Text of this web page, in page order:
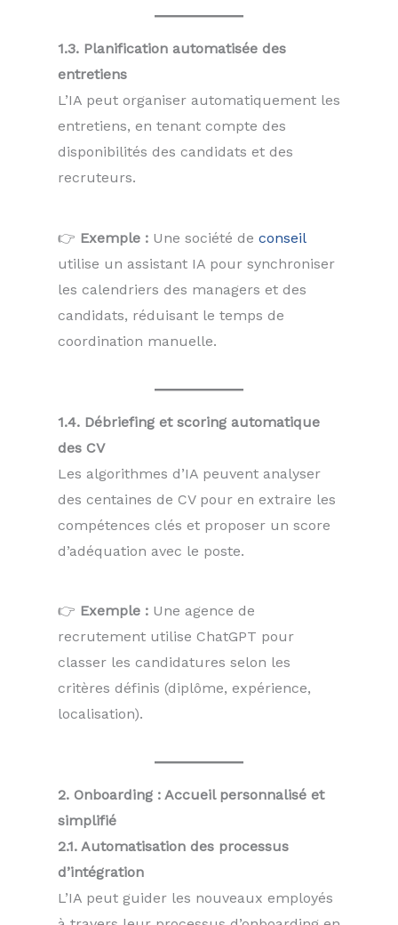
1.3. Planification automatisée des
entretiens
L’IA peut organiser automatiquement les
entretiens, en tenant compte des
disponibilités des candidats et des
recruteurs.
👉 Exemple : Une société de conseil
utilise un assistant IA pour synchroniser
les calendriers des managers et des
candidats, réduisant le temps de
coordination manuelle.
1.4. Débriefing et scoring automatique
des CV
Les algorithmes d’IA peuvent analyser
des centaines de CV pour en extraire les
compétences clés et proposer un score
d’adéquation avec le poste.
👉 Exemple : Une agence de
recrutement utilise ChatGPT pour
classer les candidatures selon les
critères définis (diplôme, expérience,
localisation).
2. Onboarding : Accueil personnalisé et
simplifié
2.1. Automatisation des processus
d’intégration
L’IA peut guider les nouveaux employés